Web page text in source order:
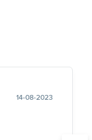
14-08-2023